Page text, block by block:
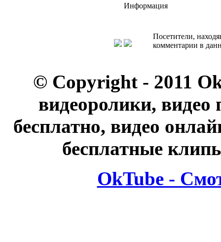
Информация
Посетители,
комментарии в
© Copyright - 2011
видеоролики, видео
бесплатно, видео
бесплатные
OkTube -